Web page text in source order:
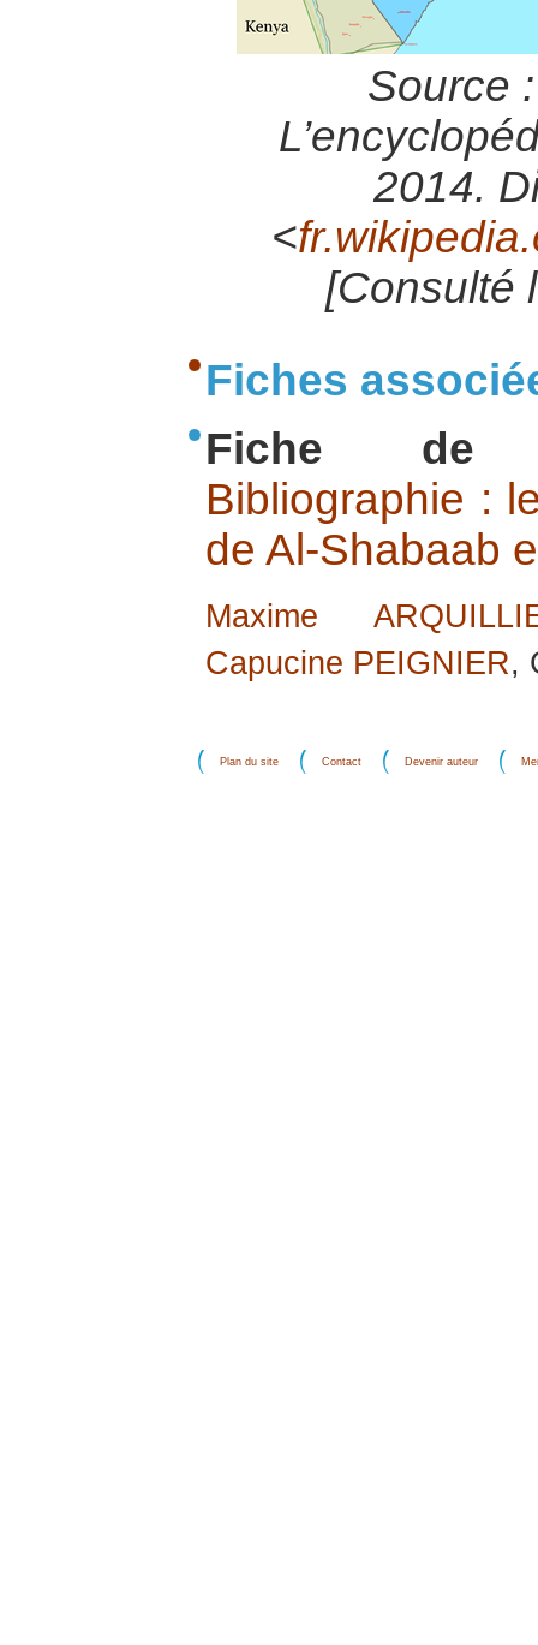
Source
2014.
<
[Consulté
Fiches
Fiche de
Bibliographie :
de Al-Shabaab
Maxime
Capucine PEIGNIER,
Plan du site Contact Devenir auteur